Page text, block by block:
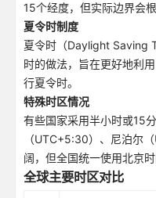
15个经度，但实际边界会
夏令时制度
夏令时（Daylight Saving
时的做法，旨在更好地利
行夏令时。
特殊时区情况
有些国家采用半小时或15
（UTC+5:30）、尼泊尔
阔，但全国统一使用北京时
全球主要时区对比